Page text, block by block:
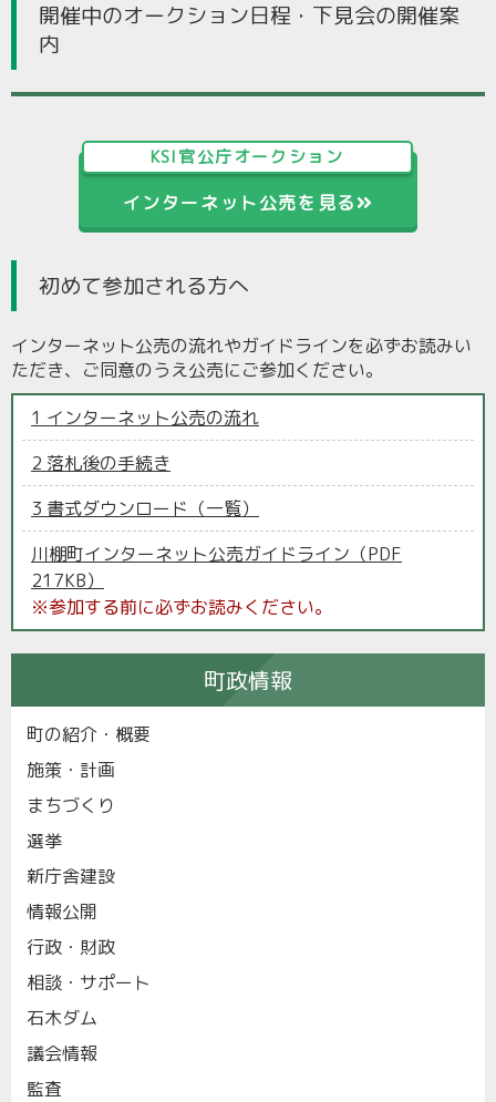
開催中のオークション日程・下見会の開催案
内
KSI官公庁オークション
インターネット公売を見る
初めて参加される方へ
インターネット公売の流れやガイドラインを必ずお読みい
ただき、ご同意のうえ公売にご参加ください。
1 インターネット公売の流れ
2 落札後の手続き
3 書式ダウンロード（一覧）
川棚町インターネット公売ガイドライン（PDF
217KB）
※参加する前に必ずお読みください。
町政情報
町の紹介・概要
施策・計画
まちづくり
選挙
新庁舎建設
情報公開
行政・財政
相談・サポート
石木ダム
議会情報
監査